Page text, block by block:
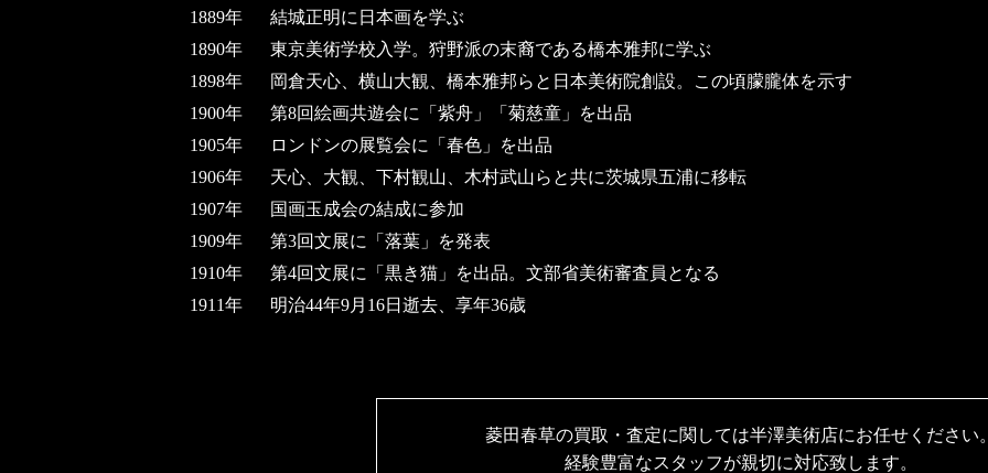
1889年
結城正明に日本画を学ぶ
1890年
東京美術学校入学。狩野派の末裔である橋本雅邦に学ぶ
1898年
岡倉天心、横山大観、橋本雅邦らと日本美術院創設。この頃朦朧体を示す
1900年
第8回絵画共遊会に「紫舟」「菊慈童」を出品
1905年
ロンドンの展覧会に「春色」を出品
1906年
天心、大観、下村観山、木村武山らと共に茨城県五浦に移転
1907年
国画玉成会の結成に参加
1909年
第3回文展に「落葉」を発表
1910年
第4回文展に「黒き猫」を出品。文部省美術審査員となる
1911年
明治44年9月16日逝去、享年36歳
菱田春草の買取・査定に関しては半澤美術店にお任せください
経験豊富なスタッフが親切に対応致します。